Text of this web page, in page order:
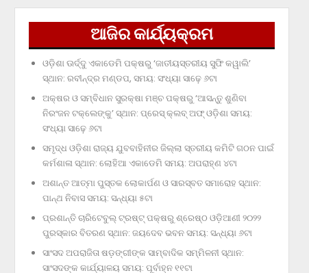
ଆଜିର କାର୍ଯ୍ୟକ୍ରମ
ଓଡ଼ିଶା ଊର୍ଦ୍ଦୁ ଏକାଡେମି ପକ୍ଷରୁ ‘ଜାତୀୟସ୍ତରୀୟ ସୁଫି କୱାଲି’
ସ୍ଥାନ: ରବୀନ୍ଦ୍ର ମଣ୍ଡପ, ସମୟ: ସଂଧ୍ୟା ସାଢ଼େ ୬ଟା
ଅକ୍ଷର ଓ ସମ୍ବିଧାନ ସୁରକ୍ଷା ମଞ୍ଚ ପକ୍ଷରୁ ‘ଆସନ୍ତୁ ଶୁଣିବା
ନିରଂଜନ ଟକ୍‌ଲେଙ୍କୁ’ ସ୍ଥାନ: ପ୍ରେସ୍‌ କ୍ଲବ୍‌ ଅଫ୍‌ ଓଡ଼ିଶା ସମୟ:
ସଂଧ୍ୟା ସାଢ଼େ ୬ଟା
ସମୃଦ୍ଧ ଓଡ଼ିଶା ରାଜ୍ୟ ଯୁବବାହିନୀର ଜିଲ୍ଲା ସ୍ତରୀୟ କମିଟି ଗଠନ ପାଇଁ
କର୍ମଶାଳା ସ୍ଥାନ: ଲୋହିଆ ଏକାଡେମି ସମୟ: ଅପରାହ୍‌ଣ ୪ଟା
ଅଶାନ୍ତ ଆତ୍ମା ପୁସ୍ତକ ଲୋକାର୍ପଣ ଓ ସାରସ୍ବତ ସମାରୋହ ସ୍ଥାନ:
ପାନ୍ଥ ନିବାସ ସମୟ: ସନ୍ଧ୍ୟା ୫ଟା
ପ୍ରଶାନ୍ତି ଚାରିଟେବୁଲ୍‌ ଟ୍ରଷ୍ଟ୍‌ ପକ୍ଷରୁ ଶ୍ରେଷ୍ଠ ଓଡ଼ିଆଣୀ ୨୦୨୨
ପୁରସ୍କାର ବିତରଣ ସ୍ଥାନ: ଜୟଦେବ ଭବନ ସମୟ: ସନ୍ଧ୍ୟା ୬ଟା
ସାଂସଦ ଅପରାଜିତା ଷଡ଼ଙ୍ଗୀଙ୍କ ସାମ୍ବାଦିକ ସମ୍ମିଳନୀ ସ୍ଥାନ:
ସାଂସଦଙ୍କ କାର୍ଯ୍ୟାଳୟ ସମୟ: ପୂର୍ବାହ୍ନ ୧୧ଟା